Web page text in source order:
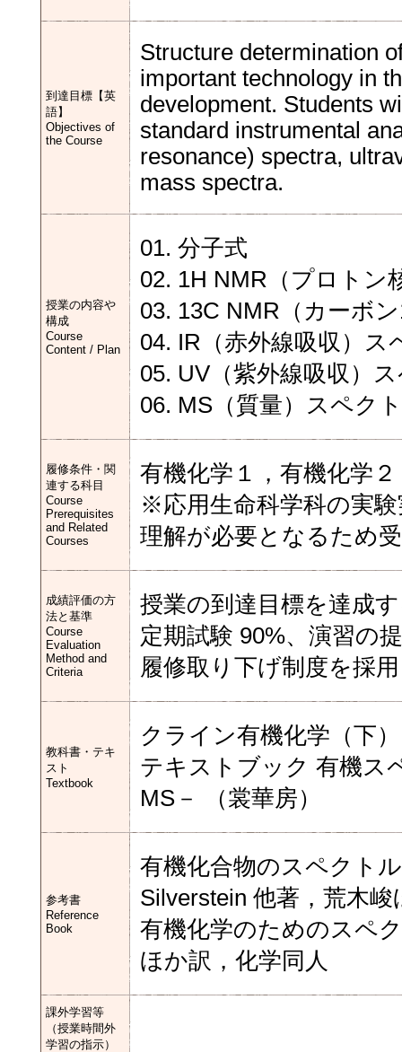
到達目標【英
語】
Objectives of
the Course
Structure determination
important technology in
development. Students
standard instrumental
resonance) spectra,
mass spectra.
授業の内容や
構成
Course
Content / Plan
01. 分子式
02. 1H NMR（プロトン
03. 13C NMR（カーボ
04. IR（赤外線吸収）ス
05. UV（紫外線吸収）
06. MS（質量）スペク
履修条件・関
連する科目
Course
Prerequisites
and Related
Courses
有機化学１，有機化学
※応用生命科学科の実
理解が必要となるため
成績評価の方
法と基準
Course
Evaluation
Method and
Criteria
授業の到達目標を達成
定期試験 90%、演習の
履修取り下げ制度を採用
教科書・テキ
スト
Textbook
クライン有機化学（下
テキストブック 有機ス
MS－ （裳華房）
参考書
Reference
Book
有機化合物のスペクト
Silverstein 他著，荒木
有機化学のためのスペ
ほか訳，化学同人
課外学習等
（授業時間外
学習の指示）